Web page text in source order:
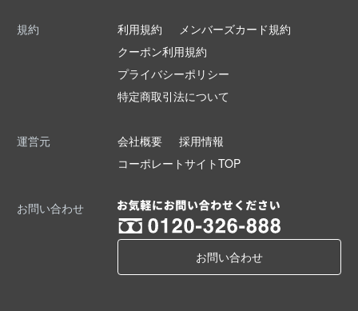
規約 利用規約
メンバーズカード規約
クーポン利用規約
プライバシーポリシー
特定商取引法について
運営元 会社概要
採用情報
コーポレートサイトTOP
お問い合わせ
お問い合わせ